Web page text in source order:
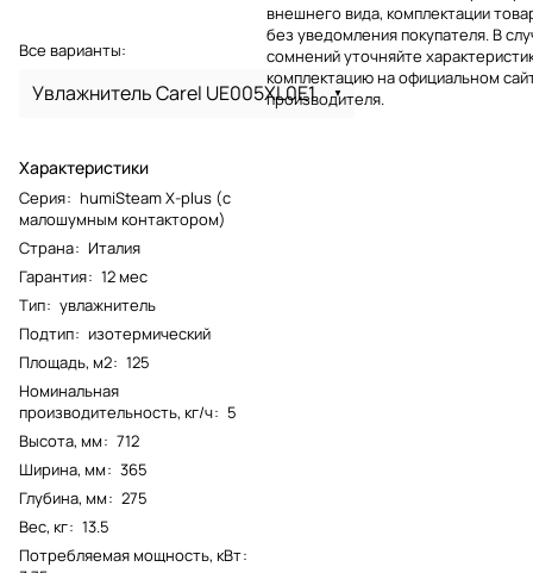
Все варианты:
Увлажнитель Carel UE005XL0E1
Характеристики
Серия: humiSteam X-plus (с
малошумным контактором)
Страна: Италия
Гарантия: 12 мес
Тип: увлажнитель
Подтип: изотермический
Площадь, м2: 125
Номинальная
производительность, кг/ч: 5
Высота, мм: 712
Ширина, мм: 365
Глубина, мм: 275
Вес, кг: 13.5
Потребляемая мощность, кВт:
внешнего вида, комплектации
без уведомления покупателя. В
сомнений уточняйте
комплектацию на официальном
производителя.